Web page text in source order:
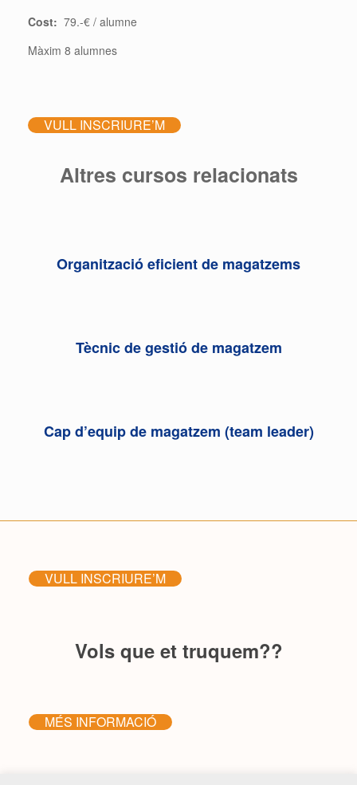
Cost: 79.-€ / alumne
Màxim 8 alumnes
VULL INSCRIURE’M
Altres cursos relacionats
Organització eficient de magatzems
Tècnic de gestió de magatzem
Cap d’equip de magatzem (team leader)
VULL INSCRIURE’M
Vols que et truquem??
MÉS INFORMACIÓ